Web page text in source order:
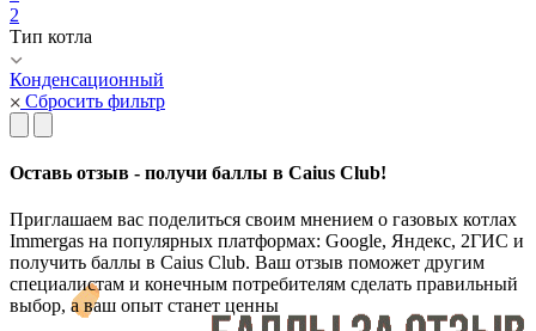
2
Тип котла
Конденсационный
Сбросить фильтр
Оставь отзыв - получи баллы в Caius Club!
Приглашаем вас поделиться своим мнением о газовых котлах
Immergas на популярных платформах: Google, Яндекс, 2ГИС и
получить баллы в Caius Club. Ваш отзыв поможет другим
специалистам и конечным потребителям сделать правильный
выбор, а ваш опыт станет ценны